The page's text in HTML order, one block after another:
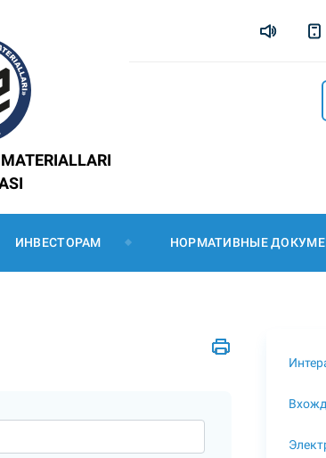
ИНВЕСТОРАМ НОРМАТИВНЫЕ